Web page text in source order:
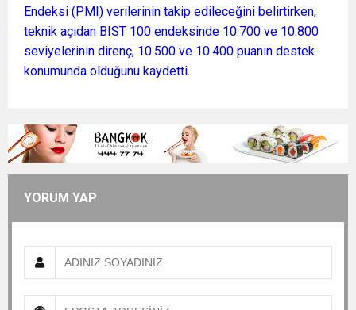
Endeksi (PMI) verilerinin takip edileceğini belirtirken,
teknik açıdan BIST 100 endeksinde 10.700 ve 10.800
seviyelerinin direnç, 10.500 ve 10.400 puanın destek
konumunda olduğunu kaydetti.
YORUM YAP